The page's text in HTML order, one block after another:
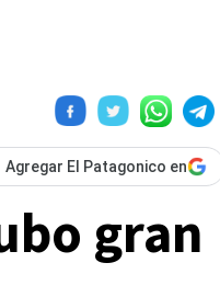
Agregar El Patagonico en
gran